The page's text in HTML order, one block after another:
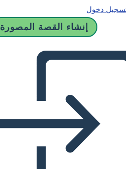
دخول
إنشاء القصة المصورة